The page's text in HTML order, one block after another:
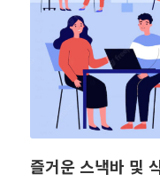
즐거운 스낵바 및